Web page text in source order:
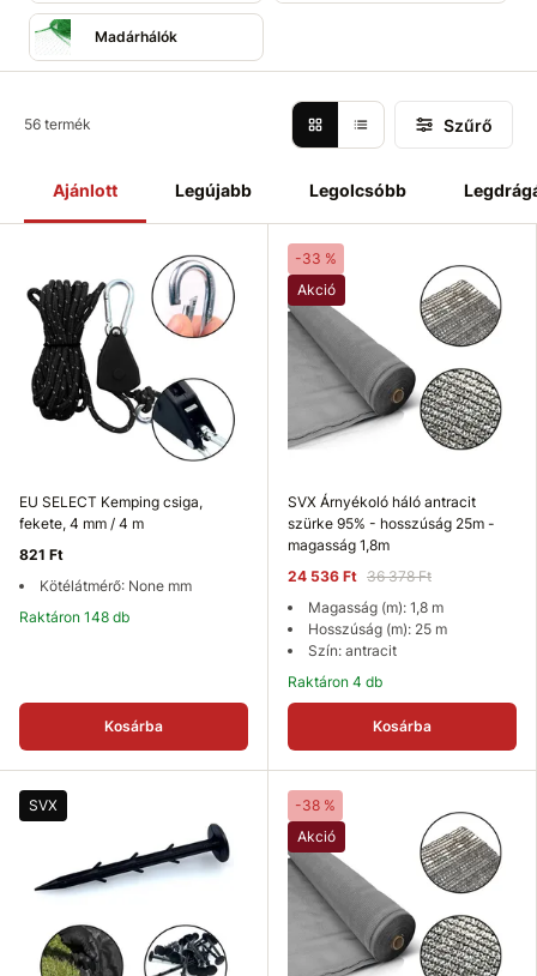
Madárhálók
Ajánlott Legújabb Legolcsóbb
56 termék Szűrő
EU SELECT Kemping csiga,
fekete, 4 mm / 4 m
821 Ft
Kötélátmérő: None mm
Raktáron 148 db
Kosárba
-33 %
Akció
SVX Árnyékoló háló antracit
szürke 95% - hosszúság 25m -
magasság 1,8m
24 536 Ft 36 378 Ft
Magasság (m): 1,8 m
Hosszúság (m): 25 m
Szín: antracit
Raktáron 4 db
Kosárba
SVX
-38 %
Akció